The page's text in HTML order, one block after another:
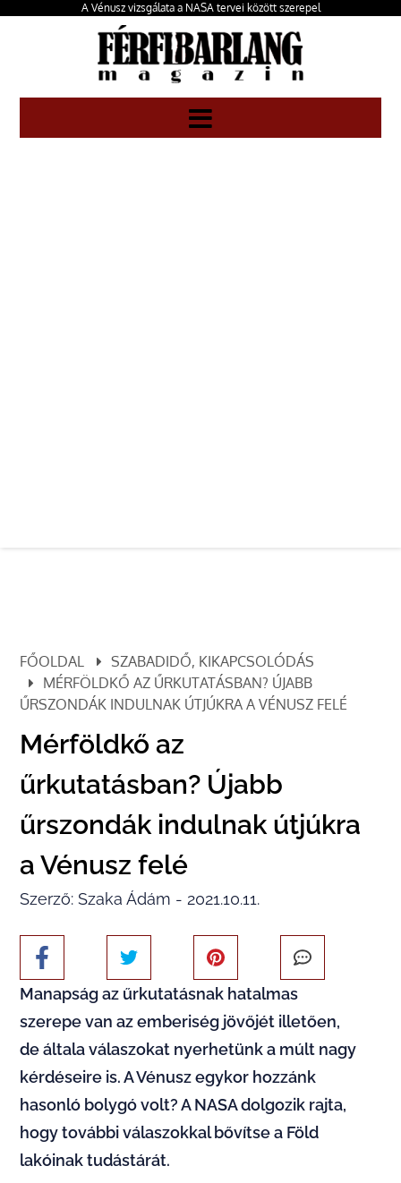
A Vénusz vizsgálata a NASA tervei között szerepel
FŐOLDAL
SZABADIDŐ, KIKAPCSOLÓDÁS
MÉRFÖLDKŐ AZ ŰRKUTATÁSBAN? ÚJABB
ŰRSZONDÁK INDULNAK ÚTJÚKRA A VÉNUSZ FELÉ
Mérföldkő az
űrkutatásban? Újabb
űrszondák indulnak útjúkra
a Vénusz felé
Szerző: Szaka Ádám - 2021.10.11.
Manapság az űrkutatásnak hatalmas
szerepe van az emberiség jövőjét illetően,
de általa válaszokat nyerhetünk a múlt nagy
kérdéseire is. A Vénusz egykor hozzánk
hasonló bolygó volt? A NASA dolgozik rajta,
hogy további válaszokkal bővítse a Föld
lakóinak tudástárát.